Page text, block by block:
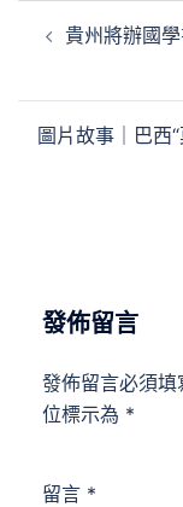
貴州將辦國
圖片故事｜巴西
發佈留言
發佈留言必須填
位標示為 *
留言 *